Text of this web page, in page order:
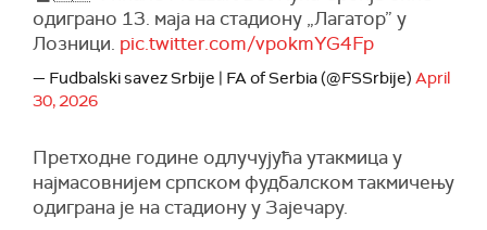
одиграно 13. маја на стадиону „Лагатор” у
Лозници. pic.twitter.com/vpokmYG4Fp
— Fudbalski savez Srbije | FA of Serbia (@FSSrbije) April
30, 2026
Претходне године одлучујућа утакмица у
најмасовнијем српском фудбалском такмичењу
одиграна је на стадиону у Зајечару.